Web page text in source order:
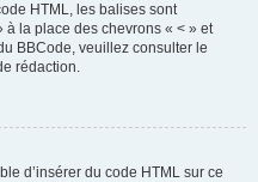
HTML, les balises sont
à la place des chevrons « < » et
BBCode, veuillez consulter le
rédaction.
d’insérer du code HTML sur ce